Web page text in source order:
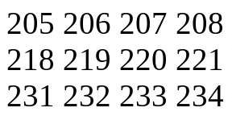
205 206 207 208
218 219 220 221
231 232 233 234